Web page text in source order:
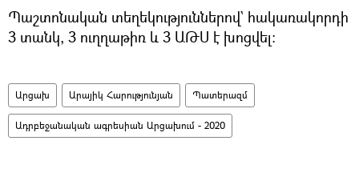
Պաշտոնական տեղեկություններով` հակառակորդի
3 տանկ, 3 ուղղաթիռ և 3 ԱԹՍ է խոցվել։
Արցախ Արայիկ Հարությունյան Պատերազմ
Ադրբեջանական ագրեսիան Արցախում - 2020